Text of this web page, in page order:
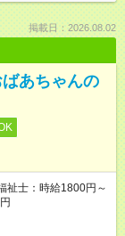
掲載日：2026.08.02
あちゃんの
祉士：時給1800円～